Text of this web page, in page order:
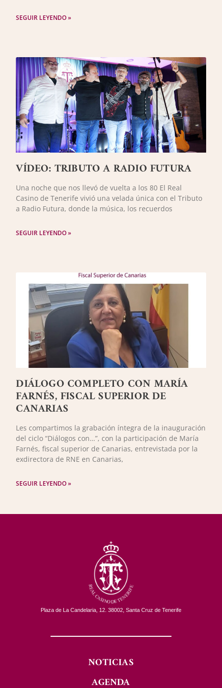
SEGUIR LEYENDO »
VÍDEO: TRIBUTO A RADIO FUTURA
Una noche que nos llevó de vuelta a los 80 El Real
Casino de Tenerife vivió una velada única con el Tributo
a Radio Futura, donde la música, los recuerdos
SEGUIR LEYENDO »
DIÁLOGO COMPLETO CON MARÍA
FARNÉS, FISCAL SUPERIOR DE
CANARIAS
Les compartimos la grabación íntegra de la inauguración
del ciclo “Diálogos con…”, con la participación de María
Farnés, fiscal superior de Canarias, entrevistada por la
exdirectora de RNE en Canarias,
SEGUIR LEYENDO »
Plaza de La Candelaria, 12. 38002, Santa Cruz de Tenerife
NOTICIAS
AGENDA